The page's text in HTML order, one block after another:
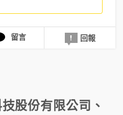
留言 回報
股份有限公司 、